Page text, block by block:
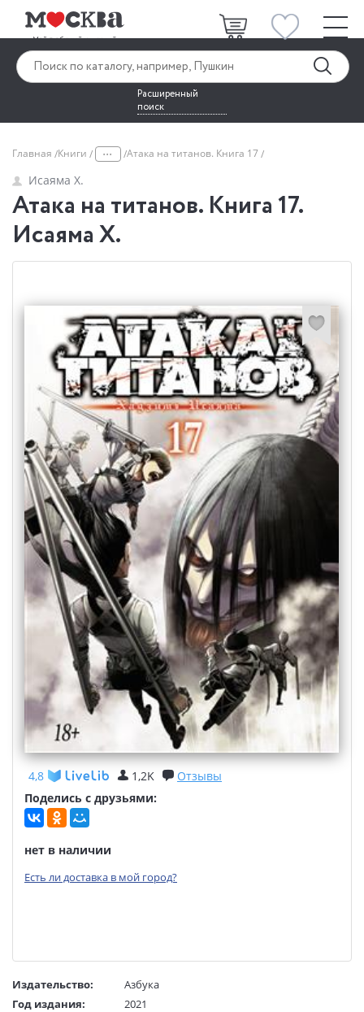
Расширенный
поиск
Главная Книги ... Атака на титанов. Книга 17
Исаяма Х.
Атака на титанов. Книга 17.
Исаяма Х.
4,8 1,2K
Отзывы
Поделись с друзьями:
нет в наличии
Есть ли доставка в мой город?
Издательство:
Азбука
Год издания:
2021